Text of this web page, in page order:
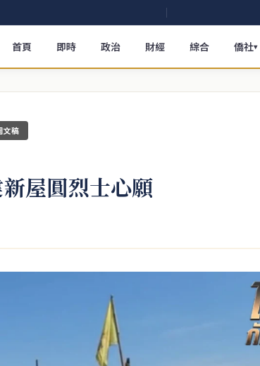
首頁 即時 政治 財經 綜合 僑社▾
文稿
屋圓烈士心願